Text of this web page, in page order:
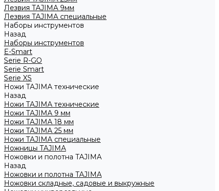
Лезвия TAJIMA 9мм
Лезвия TAJIMA специальные
Наборы инструментов
Назад
Наборы инструментов
E-Smart
Serie R-GO
Serie Smart
Serie XS
Ножи TAJIMA технические
Назад
Ножи TAJIMA технические
Ножи TAJIMA 9 мм
Ножи TAJIMA 18 мм
Ножи TAJIMA 25 мм
Ножи TAJIMA специальные
Ножницы TAJIMA
Ножовки и полотна TAJIMA
Назад
Ножовки и полотна TAJIMA
Ножовки складные, садовые и выкружные